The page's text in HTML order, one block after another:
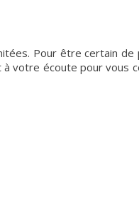
Pour être certain
votre écoute pour vous